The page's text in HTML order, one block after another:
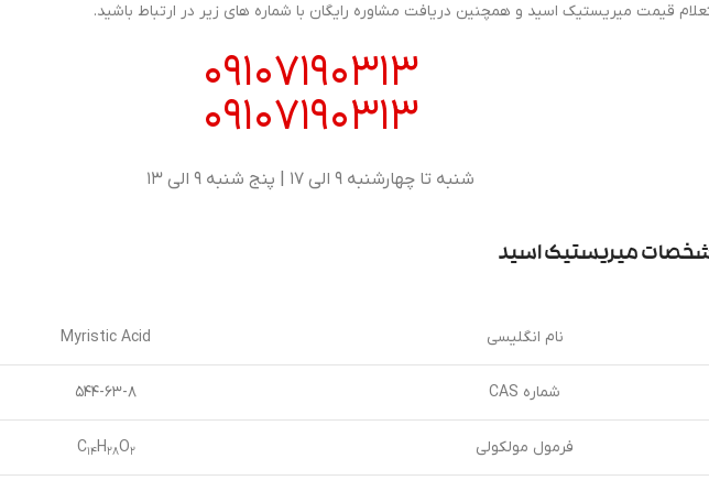
قیمت میریستیک اسید و همچنین دریافت مشاوره رایگان با شماره های زیر در ارتباط باشید.
09107190313
09107190313
شنبه تا چهارشنبه 9 الی 17 | پنج شنبه 9 الی 13
میریستیک اسید
نام انگلیسی Myristic Acid
شماره CAS 544-63-8
فرمول مولکولی C14H28O2